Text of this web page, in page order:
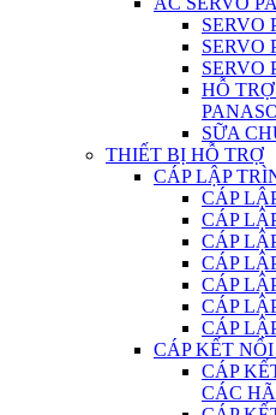
SERVO
SERVO
SERVO
HỖ
SỮA
THIẾT BỊ HỖ TRỢ
CÁP LẬP
CÁP
CÁP
CÁP
CÁP
CÁP
CÁP
CÁP
CÁP KẾT
CÁP
CÁC